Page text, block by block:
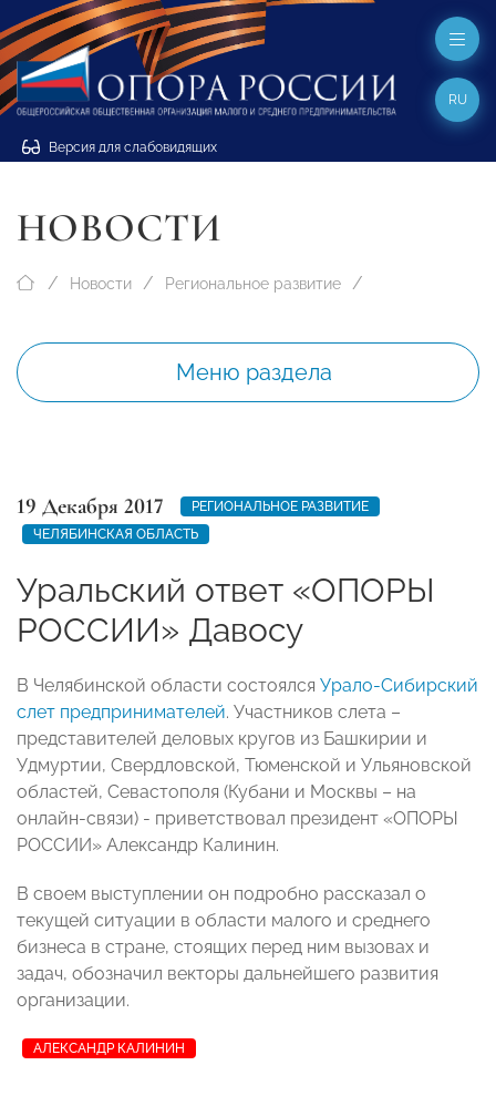
Версия для слабовидящих
RU
НОВОСТИ
Новости Региональное развитие
Меню раздела
19 Декабря 2017
РЕГИОНАЛЬНОЕ РАЗВИТИЕ
ЧЕЛЯБИНСКАЯ ОБЛАСТЬ
Уральский ответ «ОПОРЫ
РОССИИ» Давосу
В Челябинской области состоялся Урало-Сибирский
слет предпринимателей. Участников слета –
представителей деловых кругов из Башкирии и
Удмуртии, Свердловской, Тюменской и Ульяновской
областей, Севастополя (Кубани и Москвы – на
онлайн-связи) - приветствовал президент «ОПОРЫ
РОССИИ» Александр Калинин.
В своем выступлении он подробно рассказал о
текущей ситуации в области малого и среднего
бизнеса в стране, стоящих перед ним вызовах и
задач, обозначил векторы дальнейшего развития
организации.
АЛЕКСАНДР КАЛИНИН